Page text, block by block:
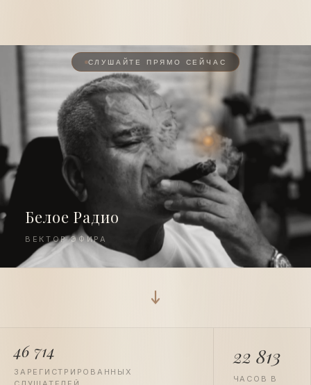
СЛУШАЙТЕ ПРЯМО СЕЙЧАС
Белое Радио
ВЕКТОР ЭФИРА
47 384
ЗАРЕГИСТРИРОВАННЫХ
22 813
ЧАСОВ В